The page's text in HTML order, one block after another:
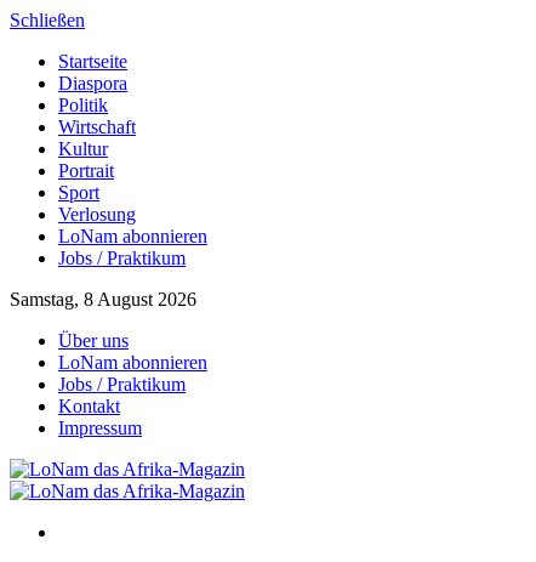
Schließen
Startseite
Diaspora
Politik
Wirtschaft
Kultur
Portrait
Sport
Verlosung
LoNam abonnieren
Jobs / Praktikum
Samstag, 8 August 2026
Über uns
LoNam abonnieren
Jobs / Praktikum
Kontakt
Impressum